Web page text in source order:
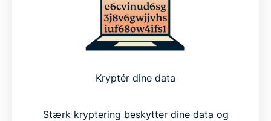
Kryptér dine data
Stærk kryptering beskytter dine data og